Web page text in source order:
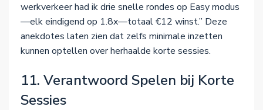
werkverkeer had ik drie snelle rondes op Easy modus
—elk eindigend op 1.8x—totaal €12 winst.” Deze
anekdotes laten zien dat zelfs minimale inzetten
kunnen optellen over herhaalde korte sessies.
11. Verantwoord Spelen bij Korte
Sessies